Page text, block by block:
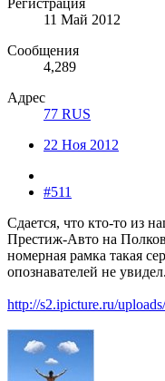
Регистрация
11 Май 2012
Сообщения
4,289
Адрес
77 RUS
22 Ноя 2012
#511
Сдается, что кто-то из
Престиж-Авто на
номерная рамка такая
опознавателей не
http://s2.ipicture.ru/